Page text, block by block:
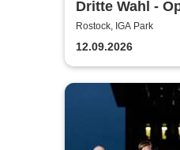
Dritte Wahl -
Rostock, IGA Park
12.09.2026